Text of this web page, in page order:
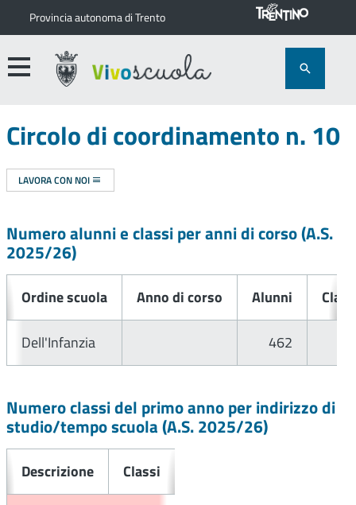
Provincia autonoma di Trento
Circolo di coordinamento n. 10
LAVORA CON NOI
Numero alunni e classi per anni di corso (A.S.
2025/26)
Ordine scuola Anno di corso Alunni
Dell'Infanzia 462
Numero classi del primo anno per indirizzo di
studio/tempo scuola (A.S.2025/26)
Descrizione Classi